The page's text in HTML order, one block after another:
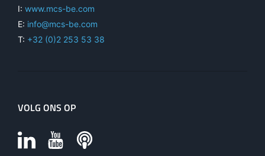
I: www.mcs-be.com
E: info@mcs-be.com
T: +32 (0)2 253 53 38
VOLG ONS OP